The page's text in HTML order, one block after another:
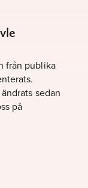
från publika
sedan
på